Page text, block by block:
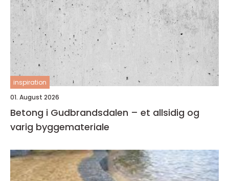
inspiration
01. August 2026
Betong i Gudbrandsdalen – et allsidig og
varig byggemateriale